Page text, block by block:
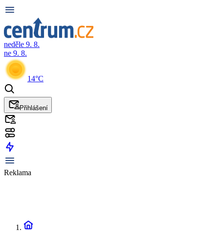
neděle 9. 8.
ne 9. 8.
14°C
Přihlášení
Reklama